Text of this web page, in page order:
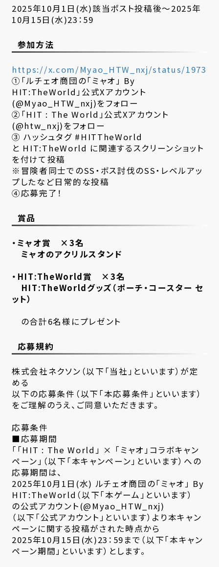
2025年10月1日(水)該当ポスト投稿後～2025年
10月15日(水)23：59
参加方法
https://x.com/Myao_HTW_nxj/status/
①「ルチェオ商団の「ミャオ」 By
HIT:TheWorld」公式Xアカウント
(@Myao_HTW_nxj)をフォロー
②「HIT : The World」公式Xアカウント
(@htw_nxj)をフォロー
③ ハッシュタグ #HITTheWorld
と HIT:TheWorld に関連するスクリーンショット
を付けて投稿
※冒険者同士でのSS・ボス討伐のSS・レベルアッ
プしたなど日常的な投稿
④応募完了！
賞品
・ミャオ賞 ×3名
ミャオのアクリルスタンド
・HIT:TheWorld賞 ×3名
HIT:TheWorldグッズ（ポーチ・コースター セ
ット）
の合計6名様にプレゼント
応募規約
株式会社ネクソン（以下「当社」といいます）が定
める
以下の応募条件（以下「本応募条件」といいます）
をご理解のうえ、ご同意いただきます。
応募条件
■応募期間
「「HIT : The World」 × 「ミャオ」コラボキャン
ペーン」（以下「本キャンペーン」といいます）への
応募期間は、
2025年10月1日(水) ルチェオ商団の「ミャオ」 By
HIT:TheWorld（以下「本ゲーム」といいます）
の公式アカウント(@Myao_HTW_nxj)
（以下「公式アカウント」といいます）より本キャン
ペーンに関する投稿がされた時点から
2025年10月15日(水)23：59まで（以下「本キャン
ペーン期間」といいます）とします。